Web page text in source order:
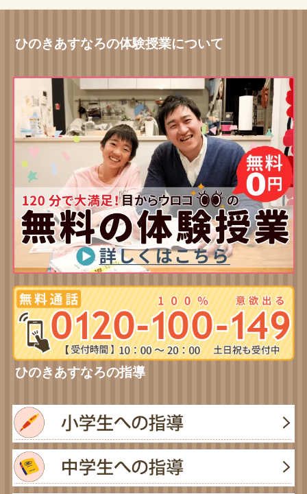
ひのきあすなろの体験授業について
ひのきあすなろの指導